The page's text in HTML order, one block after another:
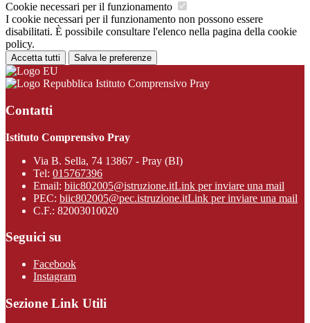
Cookie necessari per il funzionamento
I cookie necessari per il funzionamento non possono essere
disabilitati. È possibile consultare l'elenco nella pagina della cookie
policy.
Accetta tutti Salva le preferenze
Istituto Comprensivo Pray
Contatti
Istituto Comprensivo Pray
Via B. Sella, 74 13867 - Pray (BI)
Tel: 015767396
Email: biic802005@istruzione.itLink per inviare una mail
PEC: biic802005@pec.istruzione.itLink per inviare una mail
C.F.: 82003010020
Seguici su
Facebook
Instagram
Sezione Link Utili